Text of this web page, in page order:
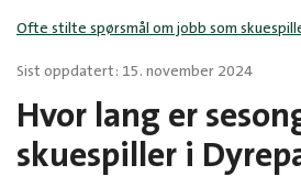
Ofte stilte spørsmål om jobb som
Sist oppdatert: 15. november 2024
Hvor lang er
skuespiller i